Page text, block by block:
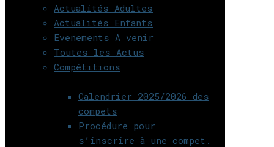
Actualités Adultes
Actualités Enfants
Evenements A venir
Toutes les Actus
Compétitions
Calendrier 2025/2026 des
compets
Procédure pour
s’inscrire à une compet.